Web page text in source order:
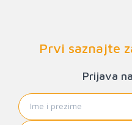
Prvi saznajte
Prijava